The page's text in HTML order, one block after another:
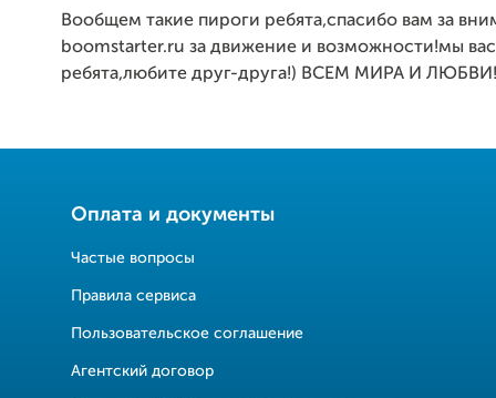
Вообщем такие пироги ребята,спасибо вам за
boomstarter.ru за движение и возможности!мы
ребята,любите друг-друга!) ВСЕМ МИРА И ЛЮБВИ!
Оплата и документы
Частые вопросы
Правила сервиса
Пользовательское соглашение
Агентский договор